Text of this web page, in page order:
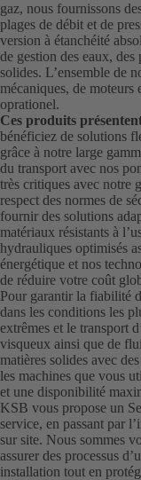
gaz, nous fournissons
plages de débit et de
version à étanchéité
de gestion des eaux,
solides. L’ensemble de
mécaniques, de moteurs
oprationel.
Ces produits
bénéficiez de solutions
grâce à notre large
du transport avec nos
très critiques avec notre
respect des normes de
fournir des solutions
matériaux résistants à
hydrauliques optimisés
énergétique et nos
de réduire votre coût
Pour garantir la fiabilité
dans les conditions les
extrêmes et le transport
visqueux ainsi que de
matières solides avec
les machines que vous
et une disponibilité
KSB vous propose un
service, en passant par
sur site. Nous sommes
assurer des processus
installation tout en